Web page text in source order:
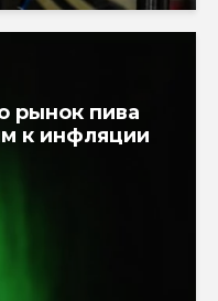
рынок пива
к инфляции